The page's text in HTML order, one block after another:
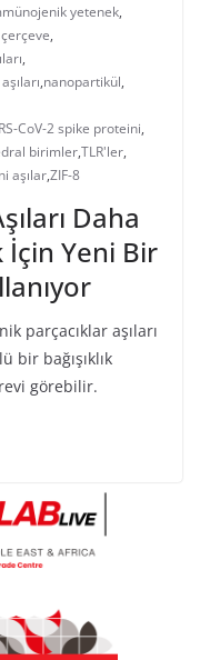
yetenek,
,
,
,nanopartikül,
CoV-2 spike proteini,
birimler,TLR'ler,
aşılar,ZIF-8
Daha
Yeni Bir
parçacıklar aşıları
bir bağışıklık
görebilir.